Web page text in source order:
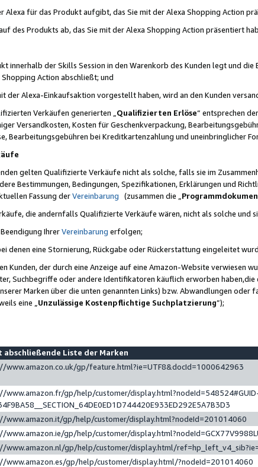
für das Produkt aufgibt, das Sie mit der Alexa Shopping Action
des Produkts ab, das Sie mit der Alexa Shopping Action präsentiert
innerhalb der Skills Session in den Warenkorb des Kunden legt und
Action abschließt; und
der Alexa-Einkaufsaktion vorgestellt haben, wird an den Kunden
Verkäufen generierten „ Qualifizierten Erlöse“ entsprechen
Versandkosten, Kosten für Geschenkverpackung,
Bearbeitungsgebühren bei Kreditkartenzahlung und uneinbringlicher
gelten Qualifizierte Verkäufe nicht als solche, falls sie im
Bestimmungen, Bedingungen, Spezifikationen, Erklärungen und
Fassung derVereinbarung (zusammen die „
die andernfalls Qualifizierte Verkäufe wären, nicht als solche und
IhrerVereinbarung erfolgen;
denen eine Stornierung, Rückgabe oder Rückerstattung eingeleitet
Kunden, der durch eine Anzeige auf eine Amazon-Website verwiesen
Suchbegriffe oder andere Identifikatoren käuflich erworben
Marken über die unten genannten Links) bzw. Abwandlungen oder
eine „ Unzulässige Kostenpflichtige Suchplatzierung”);
abschließende Liste der Marken
www.amazon.co.uk/gp/feature.html?ie=UTF8&docId=1000642963
www.amazon.fr/gp/help/customer/
www.amazon.it/gp/help/customer/display.html?nodeId=201014060
www.amazon.ie/gp/help/customer/
www.amazon.nl/gp/help/customer/display.html/
www.amazon.es/gp/help/customer/display.html/?nodeId=201014060